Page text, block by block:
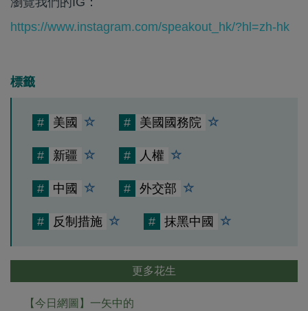
https://www.instagram.com/speakout_hk/?hl=zh-hk
標籤
# 美國 # 美國國務院
# 新疆 # 人權
# 中國 # 外交部
# 反制措施 # 抹黑中國
更多花生
【今日網圖】一矢中的